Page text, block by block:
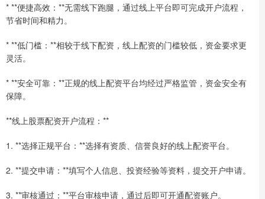
* **便捷高效：**无需线下跑腿，通过线上平台即可完成开户流程，
节省时间和精力。
* **低门槛：**相较于线下配资，线上配资的门槛较低，资金要求更
灵活。
* **安全可靠：**正规的线上配资平台均经过严格监管，资金安全有
保障。
**线上股票配资开户流程：**
1. **选择正规平台：**选择有资质、信誉良好的线上配资平台。
2. **提交申请：**填写个人信息、投资经验等资料，提交开户申请。
3. **审核通过：**平台审核申请，通过后即可开通配资账户。